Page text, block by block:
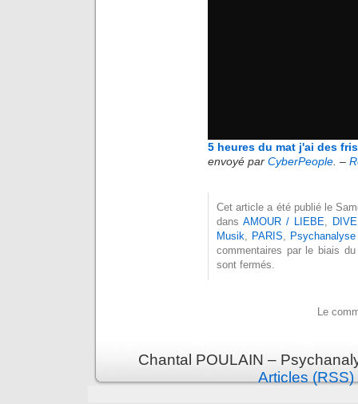
5 heures du mat j'ai des
envoyé par CyberPeople . –
Cet article a été publié le
dans AMOUR / LIEBE
Musik
PARIS
commentaires par le biais
sont fermés.
Le
Chantal POULAIN –
Articles (RSS)